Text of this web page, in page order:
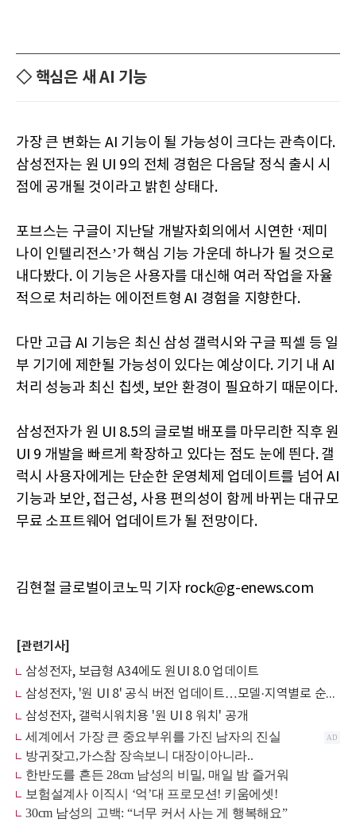
◇ 핵심은 새 AI 기능
가장 큰 변화는 AI 기능이 될 가능성이 크다는 관측이다.
삼성전자는 원 UI 9의 전체 경험은 다음달 정식 출시 시
점에 공개될 것이라고 밝힌 상태다.
포브스는 구글이 지난달 개발자회의에서 시연한 ‘제미
나이 인텔리전스’가 핵심 기능 가운데 하나가 될 것으로
내다봤다. 이 기능은 사용자를 대신해 여러 작업을 자율
적으로 처리하는 에이전트형 AI 경험을 지향한다.
다만 고급 AI 기능은 최신 삼성 갤럭시와 구글 픽셀 등 일
부 기기에 제한될 가능성이 있다는 예상이다. 기기 내 AI
처리 성능과 최신 칩셋, 보안 환경이 필요하기 때문이다.
삼성전자가 원 UI 8.5의 글로벌 배포를 마무리한 직후 원
UI 9 개발을 빠르게 확장하고 있다는 점도 눈에 띈다. 갤
럭시 사용자에게는 단순한 운영체제 업데이트를 넘어 AI
기능과 보안, 접근성, 사용 편의성이 함께 바뀌는 대규모
무료 소프트웨어 업데이트가 될 전망이다.
김현철 글로벌이코노믹 기자 rock@g-enews.com
[관련기사]
삼성전자, 보급형 A34에도 원UI 8.0 업데이트
삼성전자, '원 UI 8' 공식 버전 업데이트…모델·지역별로 순차 확대
삼성전자, 갤럭시워치용 '원 UI 8 워치' 공개